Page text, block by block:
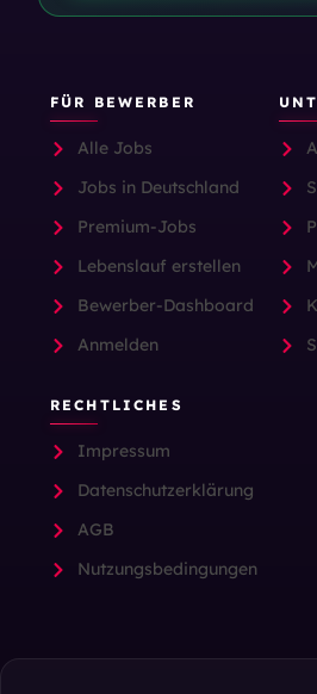
FÜR BEWERBER
Alle Jobs
Jobs in Deutschland
Premium-Jobs
Lebenslauf erstellen
Bewerber-Dashboard
Anmelden
RECHTLICHES
Impressum
Datenschutzerklärung
AGB
Nutzungsbedingungen